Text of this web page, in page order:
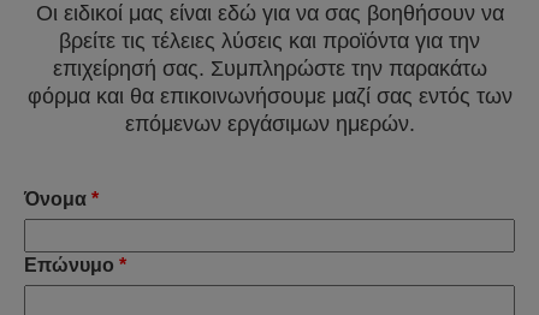
Οι ειδικοί μας είναι εδώ για να σας βοηθήσουν να
βρείτε τις τέλειες λύσεις και προϊόντα για την
επιχείρησή σας. Συμπληρώστε την παρακάτω
φόρμα και θα επικοινωνήσουμε μαζί σας εντός των
επόμενων εργάσιμων ημερών.
Όνομα *
Επώνυμο *